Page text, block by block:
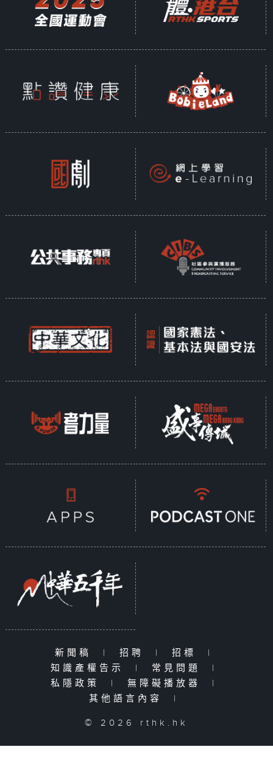
新聞稿 | 招聘 | 招標
|
知識產權告示
| 常見問題
|
私隱政策
| 無障礙播放器
|
其他語言內容
|
© 2026 rthk.hk